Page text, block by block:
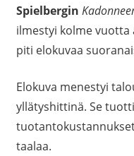
Spielbergin
ilmestyi kolme
piti elokuvaa
Elokuva menestyi
yllätyshittinä. Se
taalaa.